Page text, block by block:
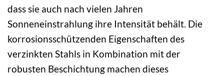
dass sie auch nach vielen Jahren
Sonneneinstrahlung ihre Intensität behält. Die
korrosionsschützenden Eigenschaften des
verzinkten Stahls in Kombination mit der
robusten Beschichtung machen dieses